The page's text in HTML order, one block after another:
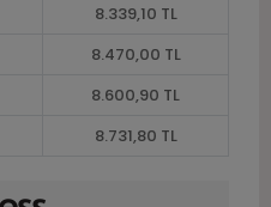
8.339,10 TL
8.470,00 TL
8.600,90 TL
8.731,80 TL